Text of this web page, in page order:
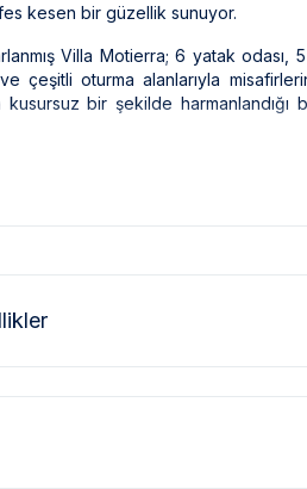
kesen bir güzellik sunuyor.
Villa Motierra; 6 yatak
çeşitli oturma alanlarıyla
kusursuz bir şekilde
EURO'dur.
bulunmaktadır.
yer alan diğer evlerin